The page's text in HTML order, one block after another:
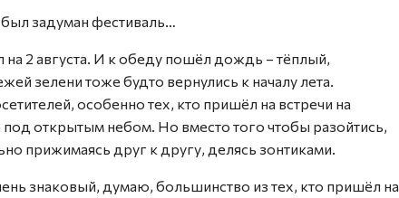
задуман фестиваль…
2 августа. И к обеду пошёл дождь – тёплый,
зелени тоже будто вернулись к началу лета.
особенно тех, кто пришёл на встречи на
открытым небом. Но вместо того чтобы разойтись,
прижимаясь друг к другу, делясь зонтиками.
знаковый, думаю, большинство из тех, кто пришёл на